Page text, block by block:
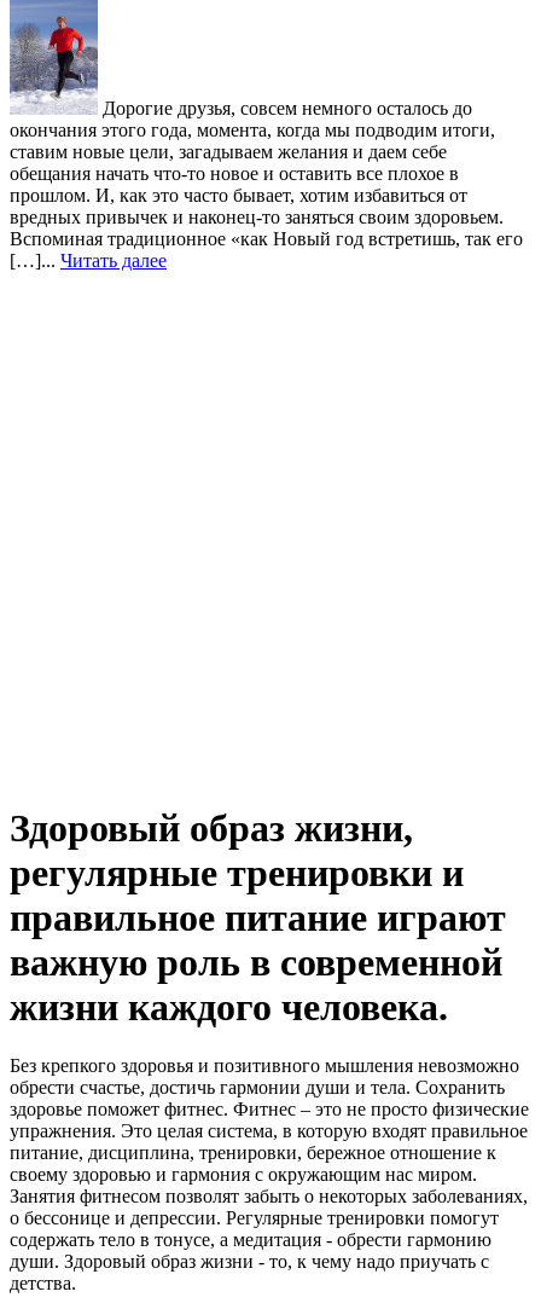
Дорогие друзья, совсем немного осталось до
окончания этого года, момента, когда мы подводим итоги,
ставим новые цели, загадываем желания и даем себе
обещания начать что-то новое и оставить все плохое в
прошлом. И, как это часто бывает, хотим избавиться от
вредных привычек и наконец-то заняться своим здоровьем.
Вспоминая традиционное «как Новый год встретишь, так его
[…]... Читать далее
Здоровый образ жизни,
регулярные тренировки и
правильное питание играют
важную роль в современной
жизни каждого человека.
Без крепкого здоровья и позитивного мышления невозможно
обрести счастье, достичь гармонии души и тела. Сохранить
здоровье поможет фитнес. Фитнес – это не просто физические
упражнения. Это целая система, в которую входят правильное
питание, дисциплина, тренировки, бережное отношение к
своему здоровью и гармония с окружающим нас миром.
Занятия фитнесом позволят забыть о некоторых заболеваниях,
о бессонице и депрессии. Регулярные тренировки помогут
содержать тело в тонусе, а медитация - обрести гармонию
души. Здоровый образ жизни - то, к чему надо приучать с
детства.